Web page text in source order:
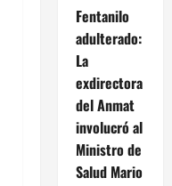
Fentanilo
adulterado:
La
exdirectora
del Anmat
involucró al
Ministro de
Salud Mario